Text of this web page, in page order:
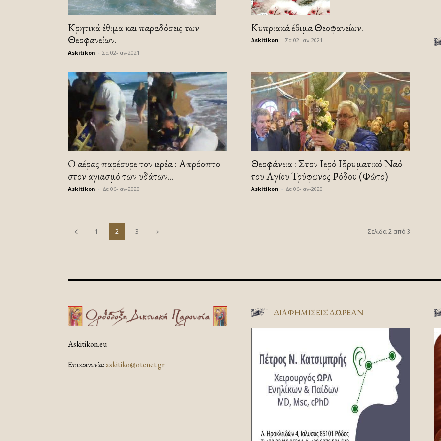
Κρητικά έθιμα και παραδόσεις των
Θεοφανείων.
Askitikon Σα 02-Ιαν-2021
Κυπριακά έθιμα Θεοφανείων.
Askitikon Σα 02-Ιαν-2021
O αέρας παρέσυρε τον ιερέα : Απρόοπτο
στον αγιασμό των υδάτων...
Askitikon Δε 06-Ιαν-2020
Θεοφάνεια : Στον Ιερό Ιδρυματικό Ναό
του Αγίου Τρύφωνος Ρόδου (Φώτο)
Askitikon Δε 06-Ιαν-2020
1 2 3 Σελίδα 2 από 3
Askitikon.eu
Επικοινωνία:askitiko@otenet.gr
ΔΙΑΦΗΜΊΣΕΙΣ ΔΩΡΕΆΝ